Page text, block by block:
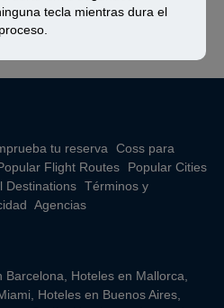
tecla mientras dura el
proceso.
tu reserva
Coss para
Flight Routes
Popular Cities
Destinations Términos y
Agencias
Barcelona Hoteles en Mallorca
Hoteles en Buenos Aires